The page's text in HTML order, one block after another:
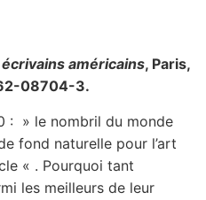
américains, Paris,
08704-3.
: » le nombril du monde
fond naturelle pour l’art
« . Pourquoi tant
les meilleurs de leur